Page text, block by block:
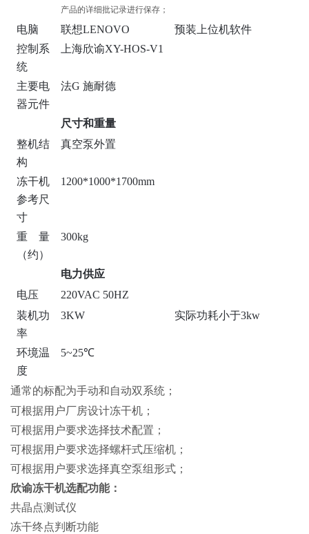
产品的详细批记录进行保存；
电脑 联想LENOVO
预装上位机软件
控制系
统
上海欣谕XY-HOS-V1
主要电
器元件
法G 施耐德
尺寸和重量
整机结
构
真空泵外置
冻干机
参考尺
寸
1200*1000*1700mm
重量
（约）
300kg
电力供应
电压
220VAC 50HZ
装机功
率
3KW 实际功耗小于3kw
环境温
度
5~25℃
通常的标配为手动和自动双系统；
可根据用户厂房设计冻干机；
可根据用户要求选择技术配置；
可根据用户要求选择螺杆式压缩机；
可根据用户要求选择真空泵组形式；
欣谕冻干机选配功能：
共晶点测试仪
冻干终点判断功能